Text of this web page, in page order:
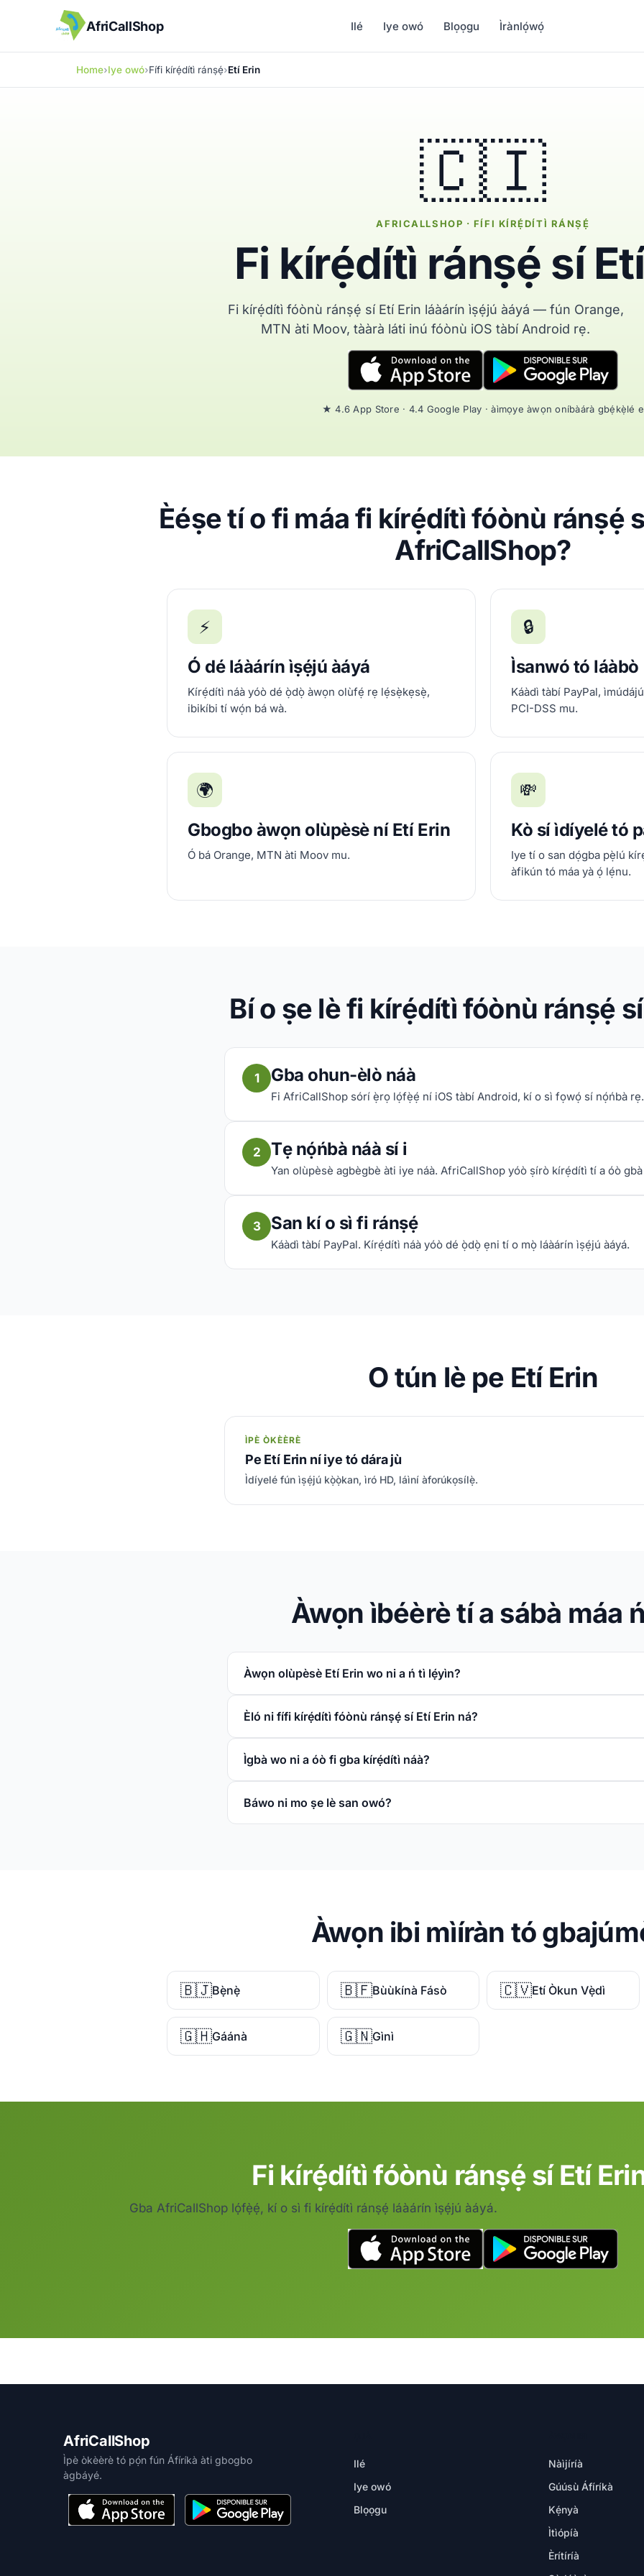
AfriCallShop Ilé Iye owó Blọọgu Ìrànlọ́wọ́
Home Iye owó Fífi kírẹ́dítì ránṣẹ́ Etí Erin
🇨🇮
AFRICALLSHOP · FÍFI KÍRẸ́DÍTÌ RÁNṢẸ́
Fi kírẹ́dítì ránṣẹ́ sí
Fi kírẹ́dítì fóònù ránṣẹ́ sí Etí Erin láàárín ìṣẹ́jú àáyá — fún Orange,
MTN àti Moov, tààrà láti inú fóònù iOS tàbí Android rẹ.
★ 4.6 App Store · 4.4 Google Play · àìmọye àwọn oníbàárà gbẹ́kẹ̀lé e
Èéṣe tí o fi máa fi kírẹ́dítì fóònù ránṣẹ́
AfriCallShop?
⚡
Ó dé láàárín ìṣẹ́jú àáyá
Kírẹ́dítì náà yóò dé ọ̀dọ̀ àwọn olùfẹ́ rẹ lẹ́sẹ̀kẹsẹ̀,
ibikíbi tí wọ́n bá wà.
🔒
Ìsanwó tó láàbò
Káàdì tàbí PayPal,
PCI-DSS mu.
🌍
Gbogbo àwọn olùpèsè ní Etí Erin
Ó bá Orange, MTN àti Moov mu.
💸
Kò sí ìdíyelé tó
Iye tí o san dọ́gba pẹ̀lú
àfikún tó máa yà ọ́ lẹ́nu.
Bí o ṣe lè fi kírẹ́dítì fóònù ránṣẹ́
1 Gba ohun-èlò náà
Fi AfriCallShop sórí ẹ̀rọ lọ́fẹ̀ẹ́ ní iOS tàbí Android, kí o sì fọwọ́ sí nọ́ńbà rẹ.
2 Tẹ nọ́ńbà náà sí i
Yan olùpèsè agbègbè àti iye náà. AfriCallShop yóò ṣírò kírẹ́dítì tí a óò
3 San kí o sì fi ránṣẹ́
Káàdì tàbí PayPal. Kírẹ́dítì náà yóò dé ọ̀dọ̀ ẹni tí o mọ̀ láàárín ìṣẹ́jú àáyá.
O tún lè pe Etí Erin
ÌPÈ ÒKÈÈRÈ
Pe Etí Erin ní iye tó dára jù
Ìdíyelé fún ìṣẹ́jú kọ̀ọ̀kan, ìró HD, láìní àforúkọsílẹ̀.
Àwọn ìbéèrè tí a sábà máa
Àwọn olùpèsè Etí Erin wo ni a ń tì lẹ́yìn?
Èló ni fífi kírẹ́dítì fóònù ránṣẹ́ sí Etí Erin ná?
Ìgbà wo ni a óò fi gba kírẹ́dítì náà?
Báwo ni mo ṣe lè san owó?
Àwọn ibi mìíràn tó
🇧🇯Bẹ̀nẹ̀ 🇧🇫Bùùkínà Fásò 🇨🇻Etí Òkun Vẹ̀dì
🇬🇭Gáánà 🇬🇳Gìnì
Fi kírẹ́dítì fóònù ránṣẹ́ sí Etí
Gba AfriCallShop lọ́fẹ̀ẹ́, kí o sì fi kírẹ́dítì ránṣẹ́ láàárín ìṣẹ́jú àáyá.
AfriCallShop
Ìpè òkèèrè tó pọ́n fún Áfíríkà àti gbogbo
àgbáyé.
Ilé
Iye owó
Blọọgu
Nàìjíríà
Gúúsù Áfíríkà
Kẹ́nyà
Ìtìópíà
Èrítíríà